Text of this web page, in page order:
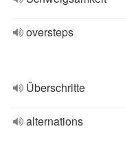
oversteps
Überschritte
alternations